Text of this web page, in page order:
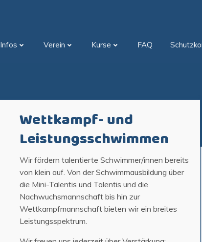
Infos Verein Kurse FAQ
Wettkampf- und
Leistungsschwimmen
Wir fördern talentierte Schwimmer/innen bereits
von klein auf. Von der Schwimmausbildung über
die Mini-Talentis und Talentis und die
Nachwuchsmannschaft bis hin zur
Wettkampfmannschaft bieten wir ein breites
Leistungsspektrum.